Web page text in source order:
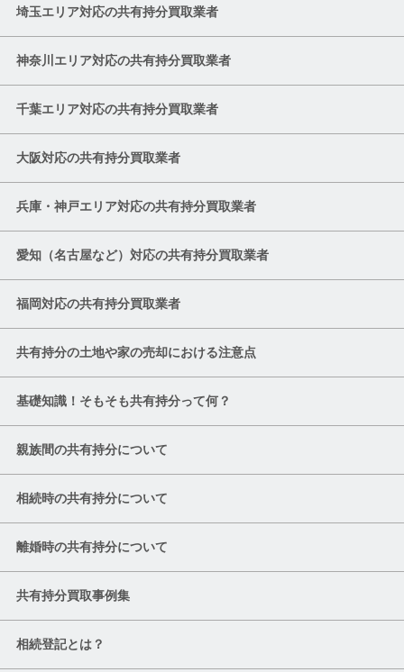
埼玉エリア対応の共有持分買取業者
神奈川エリア対応の共有持分買取業者
千葉エリア対応の共有持分買取業者
大阪対応の共有持分買取業者
兵庫・神戸エリア対応の共有持分買取業者
愛知（名古屋など）対応の共有持分買取業者
福岡対応の共有持分買取業者
共有持分の土地や家の売却における注意点
基礎知識！そもそも共有持分って何？
親族間の共有持分について
相続時の共有持分について
離婚時の共有持分について
共有持分買取事例集
相続登記とは？